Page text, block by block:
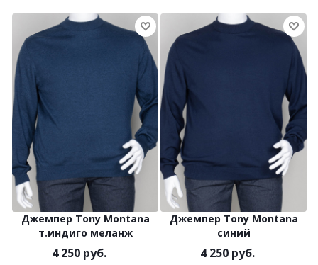
Джемпер Tony Montana
т.индиго меланж
4 250 руб.
Джемпер Tony Montana
синий
4 250 руб.